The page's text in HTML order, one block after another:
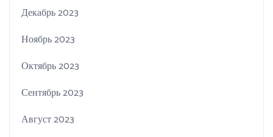
Декабрь 2023
Ноябрь 2023
Октябрь 2023
Сентябрь 2023
Август 2023